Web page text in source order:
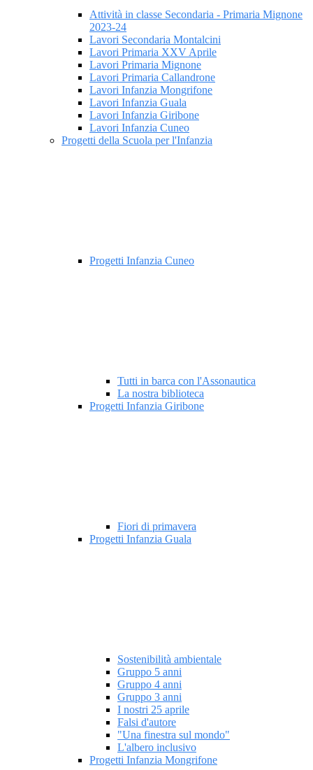
Attività in classe Secondaria - Primaria Mignone
2023-24
Lavori Secondaria Montalcini
Lavori Primaria XXV Aprile
Lavori Primaria Mignone
Lavori Primaria Callandrone
Lavori Infanzia Mongrifone
Lavori Infanzia Guala
Lavori Infanzia Giribone
Lavori Infanzia Cuneo
Progetti della Scuola per l'Infanzia
Progetti Infanzia Cuneo
Tutti in barca con l'Assonautica
La nostra biblioteca
Progetti Infanzia Giribone
Fiori di primavera
Progetti Infanzia Guala
Sostenibilità ambientale
Gruppo 5 anni
Gruppo 4 anni
Gruppo 3 anni
I nostri 25 aprile
Falsi d'autore
"Una finestra sul mondo"
L'albero inclusivo
Progetti Infanzia Mongrifone